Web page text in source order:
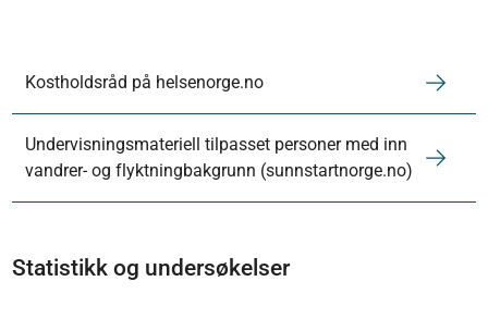
Kostholdsråd på helsenorge.no
Undervisningsmateriell tilpasset personer med inn
vandrer- og flyktningbakgrunn (sunnstartnorge.no)
Statistikk og undersøkelser